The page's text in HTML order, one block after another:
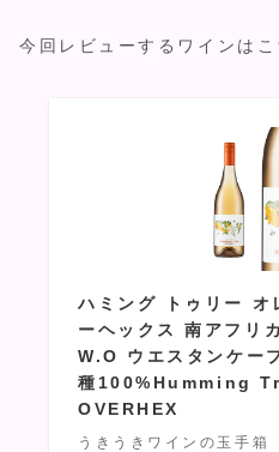
今回レビューするワインはこ
ハミング トゥリー オ
ーヘックス 南アフリ
W.O ウエスタンケー
種100%Humming
OVERHEX
うきうきワインの玉手箱